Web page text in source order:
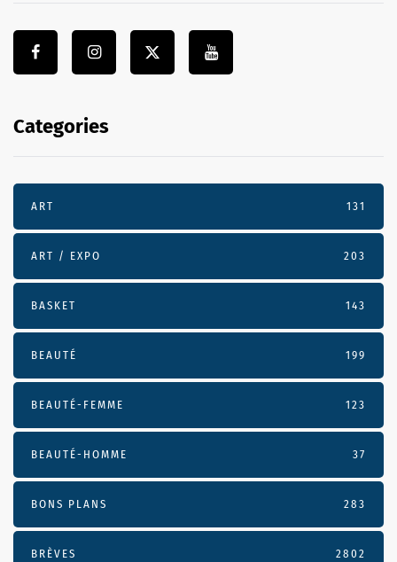
Categories
ART 131
ART / EXPO 203
BASKET 143
BEAUTÉ 199
BEAUTÉ-FEMME 123
BEAUTÉ-HOMME 37
BONS PLANS 283
BRÈVES 2802